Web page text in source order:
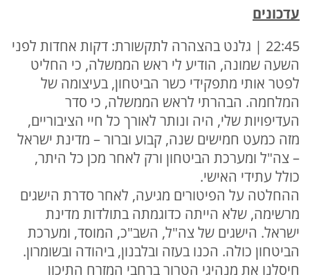
עדכונים
22:45 | גלנט בהצהרה לתקשורת: דקות אחדות לפני
השעה שמונה, הודיע לי ראש הממשלה, כי החליט
לפטר אותי מתפקידי כשר הביטחון, בעיצומה של
המלחמה. הבהרתי לראש הממשלה, כי סדר
העדיפויות שלי, היה ונותר לאורך כל חיי הציבוריים,
מזה כמעט חמישים שנה, קבוע וברור – מדינת ישראל
– צה"ל ומערכת הביטחון ורק לאחר מכן כל היתר,
כולל עתידי האישי.
ההחלטה על הפיטורים מגיעה, לאחר סדרת הישגים
מרשימה, שלא הייתה כדוגמתה בתולדות מדינת
ישראל. הישגים של צה"ל, השב"כ, המוסד, ומערכת
הביטחון כולה. הכנו בעזה ובלבנון, ביהודה ובשומרון.
חיסלנו את מנהיגי הטרור ברחבי המזרח התיכון